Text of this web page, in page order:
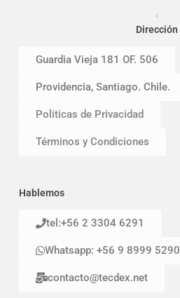
Dirección
Guardia Vieja 181 OF. 506
Providencia, Santiago. Chile.
Politicas de Privacidad
Términos y Condiciones
Hablemos
tel:+56 2 3304 6291
Whatsapp: +56 9 8999 5290
contacto@tecdex.net